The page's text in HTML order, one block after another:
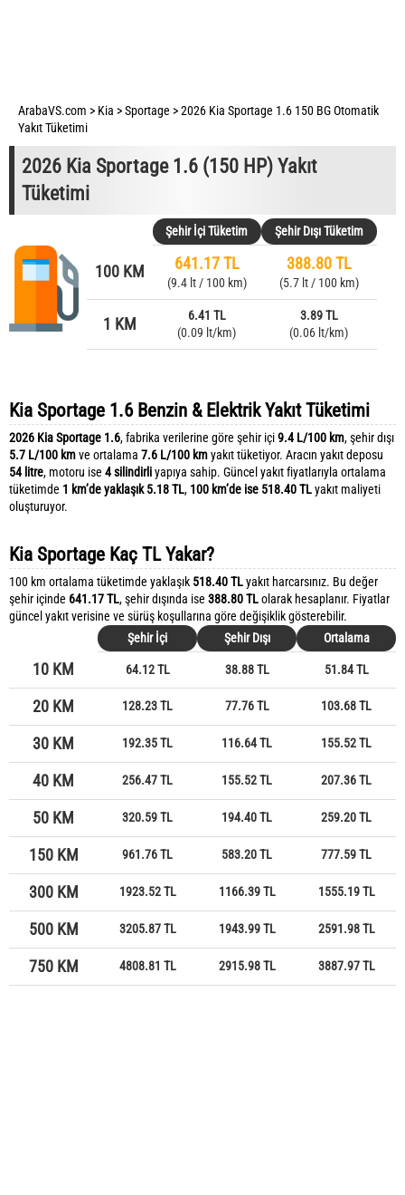
ArabaVS.com > Kia >Sportage >2026 Kia Sportage 1.6 150 BG Otomatik
Yakıt Tüketimi
2026 Kia Sportage 1.6 (150 HP) Yakıt
Tüketimi
Şehir İçi Tüketim Şehir Dışı Tüketim
100 KM 641.17 TL
(9.4 lt / 100 km)
388.80 TL
(5.7 lt / 100 km)
1 KM
6.41 TL
(0.09 lt/km)
3.89 TL
(0.06 lt/km)
Kia Sportage 1.6 Benzin & Elektrik Yakıt Tüketimi
2026 Kia Sportage 1.6, fabrika verilerine göre şehir içi9.4 L/100 km, şehir dışı
5.7 L/100 kmve ortalama 7.6 L/100 kmyakıt tüketiyor. Aracın yakıt deposu
54 litre, motoru ise 4 silindirliyapıya sahip. Güncel yakıt fiyatlarıyla ortalama
tüketimde 1 km’de yaklaşık 5.18 TL, 100 km’de ise 518.40 TLyakıt maliyeti
oluşturuyor.
Kia Sportage Kaç TL Yakar?
100 km ortalama tüketimde yaklaşık 518.40 TLyakıt harcarsınız. Bu değer
şehir içinde 641.17 TL, şehir dışında ise 388.80 TLolarak hesaplanır. Fiyatlar
güncel yakıt verisine ve sürüş koşullarına göre değişiklik gösterebilir.
Şehir İçi
Şehir Dışı Ortalama
10 KM 64.12 TL 38.88 TL 51.84 TL
20 KM 128.23 TL 77.76 TL 103.68 TL
30 KM 192.35 TL 116.64 TL 155.52 TL
40 KM 256.47 TL 155.52 TL 207.36 TL
50 KM 320.59 TL 194.40 TL 259.20 TL
150 KM 961.76 TL 583.20 TL 777.59 TL
300 KM 1923.52 TL 1166.39 TL 1555.19 TL
500 KM 3205.87 TL 1943.99 TL 2591.98 TL
750 KM 4808.81 TL 2915.98 TL 3887.97 TL